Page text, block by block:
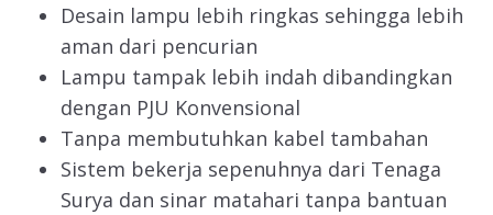
Desain lampu lebih ringkas sehingga lebih
aman dari pencurian
Lampu tampak lebih indah dibandingkan
dengan PJU Konvensional
Tanpa membutuhkan kabel tambahan
Sistem bekerja sepenuhnya dari Tenaga
Surya dan sinar matahari tanpa bantuan